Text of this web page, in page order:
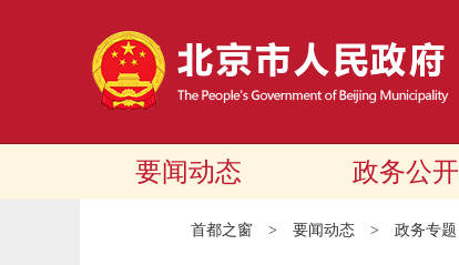
要闻动态 政务公开
首都之窗 > 要闻动态 > 政务专题